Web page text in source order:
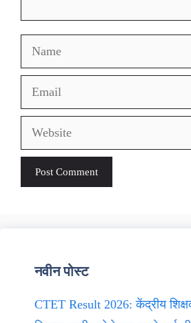
Name
Email
Website
नवीन पोस्ट
CTET Result 2026: केंद्रीय शिक्षक